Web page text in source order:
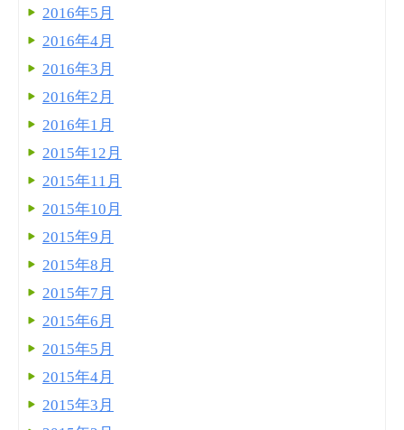
2016年5月
2016年4月
2016年3月
2016年2月
2016年1月
2015年12月
2015年11月
2015年10月
2015年9月
2015年8月
2015年7月
2015年6月
2015年5月
2015年4月
2015年3月